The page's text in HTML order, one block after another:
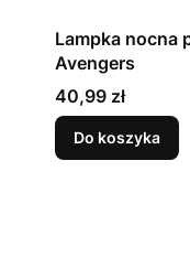
Lampka nocna
Avengers
Cena
40,99 zł
Do koszyka